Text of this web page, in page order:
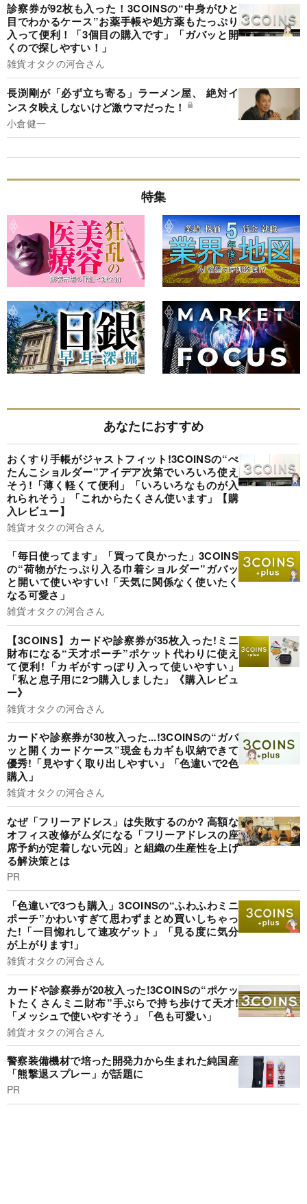
診察券が92枚も入った！3COINSの“中身がひと
目でわかるケース”お薬手帳や処方薬もたっぷり
入って便利！「3個目の購入です」「ガバッと開
くので探しやすい！」
雑貨オタクの河合さん
長渕剛が「必ず立ち寄る」ラーメン屋、 絶対イ
ンスタ映えしないけど激ウマだった！
小倉健一
特集
あなたにおすすめ
おくすり手帳がジャストフィット!3COINSの“ぺ
たんこショルダー”アイデア次第でいろいろ使え
そう!「薄く軽くて便利」「いろいろなものが入
れられそう」「これからたくさん使います」【購
入レビュー】
雑貨オタクの河合さん
「毎日使ってます」「買って良かった」3COINS
の“荷物がたっぷり入る巾着ショルダー”ガバッ
と開いて使いやすい!「天気に関係なく使いたく
なる可愛さ」
雑貨オタクの河合さん
【3COINS】カードや診察券が35枚入った!ミニ
財布になる“天才ポーチ”ポケット代わりに使え
て便利!「カギがすっぽり入って使いやすい」
「私と息子用に2つ購入しました」《購入レビュ
ー》
雑貨オタクの河合さん
カードや診察券が30枚入った...!3COINSの“ガバ
ッと開くカードケース”現金もカギも収納できて
優秀!「見やすく取り出しやすい」「色違いで2色
購入」
雑貨オタクの河合さん
なぜ「フリーアドレス」は失敗するのか? 高額な
オフィス改修がムダになる「フリーアドレスの座
席予約が定着しない元凶」と組織の生産性を上げ
る解決策とは
PR
「色違いで3つも購入」3COINSの“ふわふわミニ
ポーチ”かわいすぎて思わずまとめ買いしちゃっ
た!「一目惚れして速攻ゲット」「見る度に気分
が上がります!」
雑貨オタクの河合さん
カードや診察券が20枚入った!3COINSの“ポケッ
トたくさんミニ財布”手ぶらで持ち歩けて天才!
「メッシュで使いやすそう」「色も可愛い」
雑貨オタクの河合さん
警察装備機材で培った開発力から生まれた純国産
「熊撃退スプレー」が話題に
PR